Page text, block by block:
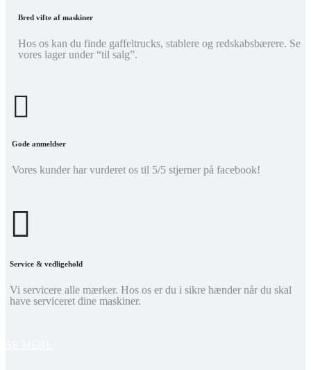
Bred vifte af maskiner
Hos os kan du finde gaffeltrucks, stablere og redskabsbærere. Se
vores lager under “til salg”.
Gode anmeldser
Vores kunder har vurderet os til 5/5 stjerner på facebook!
Service & vedligehold
Vi servicere alle mærker. Hos os er du i sikre hænder når du skal
have serviceret dine maskiner.